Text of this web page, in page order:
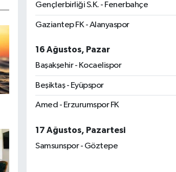
Gençlerbirliği S.K. - Fenerbahçe
Gaziantep FK - Alanyaspor
16 Ağustos, Pazar
Başakşehir - Kocaelispor
Beşiktaş - Eyüpspor
Amed - Erzurumspor FK
17 Ağustos, Pazartesi
Samsunspor - Göztepe